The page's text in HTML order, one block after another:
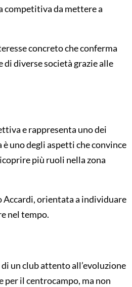
competitiva da mettere a
concreto che conferma
diverse società grazie alle
e rappresenta uno dei
uno degli aspetti che convince
più ruoli nella zona
orientata a individuare
nel tempo.
un club attento all’evoluzione
per il centrocampo, ma non